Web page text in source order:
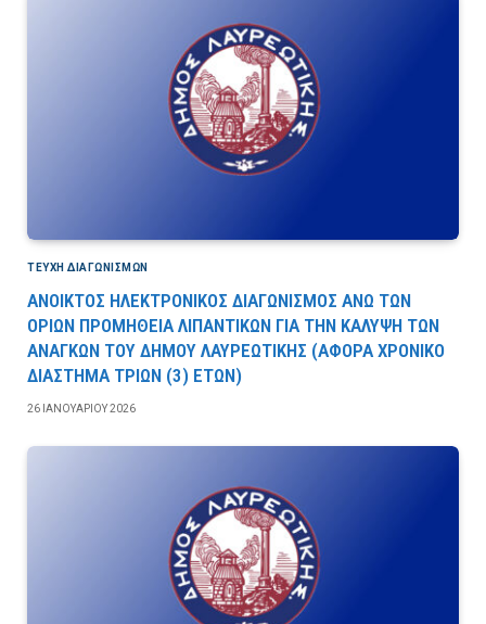
ΤΕΎΧΗ ΔΙΑΓΩΝΙΣΜΏΝ
ΑΝΟΙΚΤΟΣ ΗΛΕΚΤΡΟΝΙΚΟΣ ΔΙΑΓΩΝΙΣΜΟΣ ΑΝΩ ΤΩΝ
ΟΡΙΩΝ ΠΡΟΜΗΘΕΙΑ ΛΙΠΑΝΤΙΚΩΝ ΓΙΑ ΤΗΝ ΚΑΛΥΨΗ ΤΩΝ
ΑΝΑΓΚΩΝ ΤΟΥ ΔΗΜΟΥ ΛΑΥΡΕΩΤΙΚΗΣ (ΑΦΟΡΑ ΧΡΟΝΙΚΟ
ΔΙΑΣΤΗΜΑ ΤΡΙΩΝ (3) ΕΤΩΝ)
26 ΙΑΝΟΥΑΡΊΟΥ 2026